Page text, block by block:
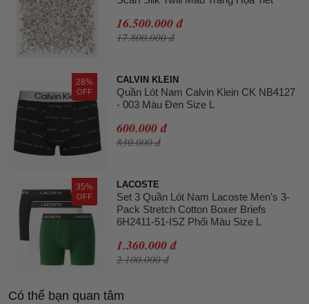
16.500.000 đ
17.800.000 đ
28%
OFF
CALVIN KLEIN
Quần Lót Nam Calvin Klein CK NB4127
- 003 Màu Đen Size L
600.000 đ
830.000 đ
35%
OFF
LACOSTE
Set 3 Quần Lót Nam Lacoste Men's 3-
Pack Stretch Cotton Boxer Briefs
6H2411-51-ISZ Phối Màu Size L
1.360.000 đ
2.100.000 đ
Có thể bạn quan tâm